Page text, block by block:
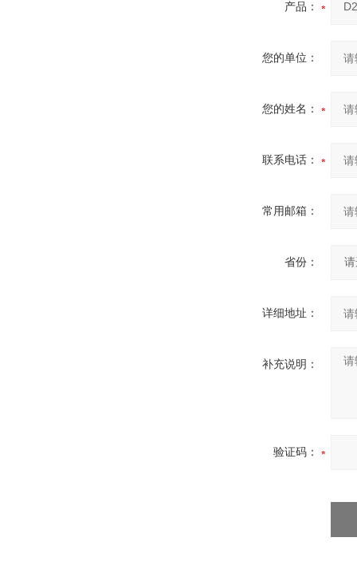
产品：
您的单位：
您的姓名：
联系电话：
常用邮箱：
省份：
详细地址：
补充说明：
验证码：